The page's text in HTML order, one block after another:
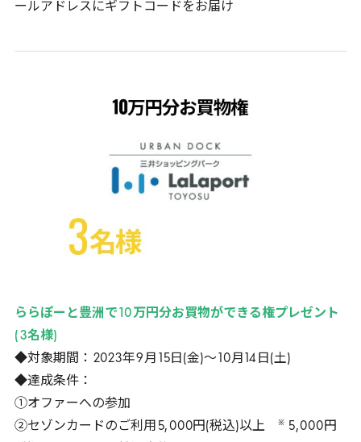
ールアドレスにギフトコードをお届け
ららぽーと豊洲で 10万円分お買物ができる権プレゼント
(3名様)
◆対象期間： 2023年9月 15 日(金)～ 10月 14 日(土)
◆達成条件：
①オファーへの参加
②セゾンカードのご利用 5,000円(税込)以上※ 5,000円